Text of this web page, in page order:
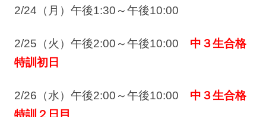
2/24（月）午後1:30～午後10:00
2/25（火）午後2:00～午後10:00 中３生合格
特訓初日
2/26（水）午後2:00～午後10:00 中３生合格